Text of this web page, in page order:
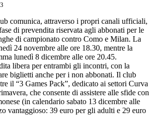
comunica, attraverso i propri canali ufficiali,
di prevendita riservata agli abbonati per le
di campionato contro Como e Milan. La
24 novembre alle ore 18.30, mentre la
lunedì 8 dicembre alle ore 20.45.
libera per entrambi gli incontri, con la
biglietti anche per i non abbonati. Il club
il “3 Games Pack”, dedicato ai settori Curva
che consente di assistere alle sfide con
(in calendario sabato 13 dicembre alle
vantaggioso: 39 euro per gli adulti e 29 euro